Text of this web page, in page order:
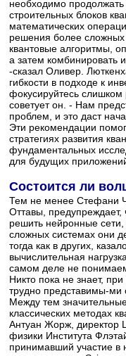
необходимо продолжать
строительных блоков
математических
решения более
квантовые алгоритмы,
а затем комбинировать
-сказал Оливер.
гибкости в подходе к
фокусируйтесь слишком
советует он. - Нам
проблем, и это даст
Эти рекомендации
стратегиях развития
фундаментальных
для будущих
Состоится ли
Тем не менее Стефани
Оттавы, предупреждает,
решить нейронные
сложных системах они
тогда как в других,
вычислительная
самом деле не
Никто пока не знает,
трудно представимы-
Между тем
классических методах
Антуан Жорж, директор
физики Института
принимавший участие в